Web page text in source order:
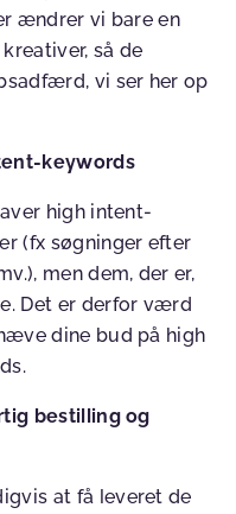
ændrer vi bare en
så de
vi ser her op
keywords
high intent-
(fx søgninger efter
men dem, der er,
Det er derfor værd
dine bud på high
bestilling og
at få leveret de